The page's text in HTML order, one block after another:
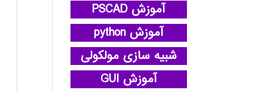
آموزش PSCAD
آموزش python
شبیه سازی مولکولی
آموزش GUI